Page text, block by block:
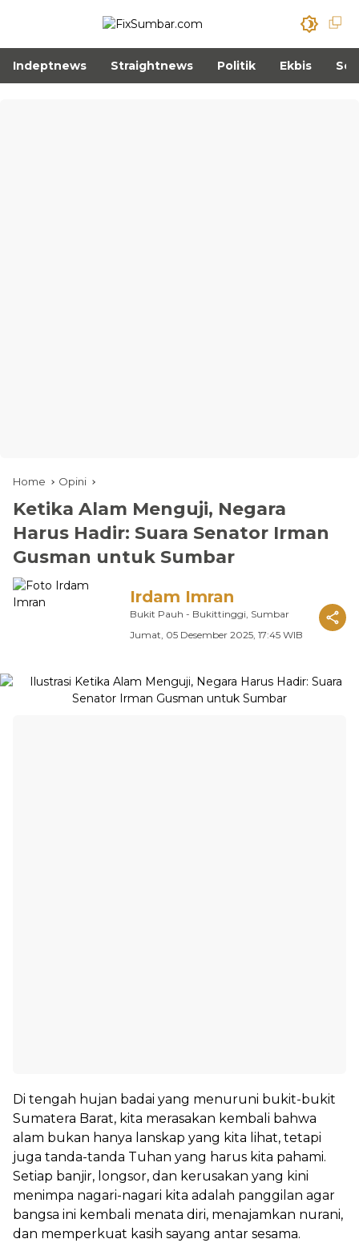
Indeptnews Straightnews Politik Ekbis
Home Opini
Ketika Alam Menguji, Negara
Harus Hadir: Suara Senator Irman
Gusman untuk Sumbar
Irdam Imran
Bukit Pauh - Bukittinggi, Sumbar
Jumat, 05 Desember 2025, 17:45 WIB
Di tengah hujan badai yang menuruni bukit-bukit
Sumatera Barat, kita merasakan kembali bahwa
alam bukan hanya lanskap yang kita lihat, tetapi
juga tanda-tanda Tuhan yang harus kita pahami.
Setiap banjir, longsor, dan kerusakan yang kini
menimpa nagari-nagari kita adalah panggilan agar
bangsa ini kembali menata diri, menajamkan nurani,
dan memperkuat kasih sayang antar sesama.